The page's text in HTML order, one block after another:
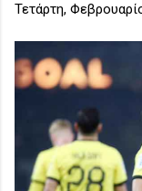
Τετάρτη,